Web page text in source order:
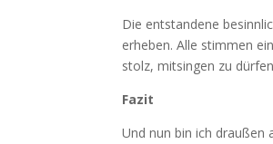
Die entstandene
erheben. Alle stimmen
stolz, mitsingen zu
Fazit
Und nun bin ich draußen